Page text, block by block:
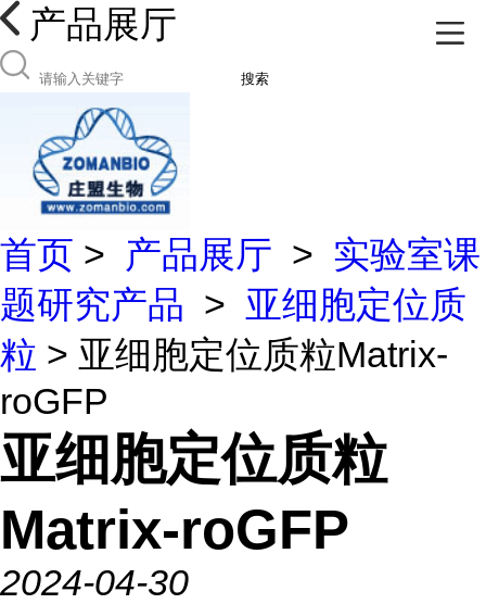
产品展厅
搜索
首页 > 产品展厅 > 实验室课
题研究产品 > 亚细胞定位质
粒 > 亚细胞定位质粒Matrix-
roGFP
亚细胞定位质粒
Matrix-roGFP
2024-04-30